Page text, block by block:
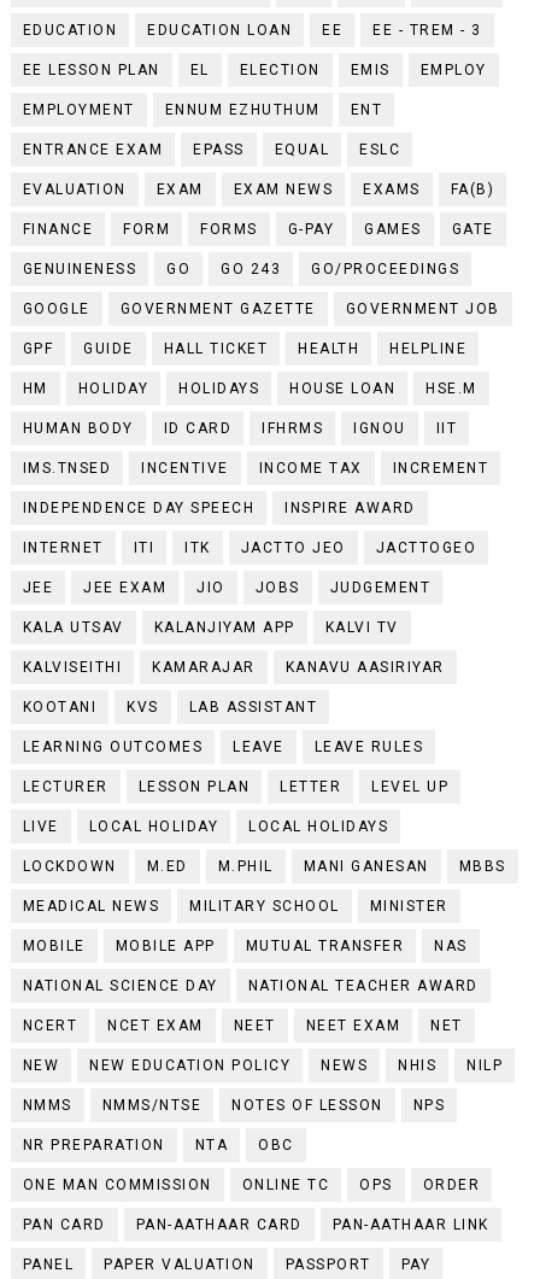
EDUCATION EDUCATION LOAN EE EE - TREM - 3
EE LESSON PLAN EL ELECTION EMIS EMPLOY
EMPLOYMENT ENNUM EZHUTHUM ENT
ENTRANCE EXAM EPASS EQUAL ESLC
EVALUATION EXAM EXAM NEWS EXAMS FA(B)
FINANCE FORM FORMS G-PAY GAMES GATE
GENUINENESS GO GO 243 GO/PROCEEDINGS
GOOGLE GOVERNMENT GAZETTE GOVERNMENT JOB
GPF GUIDE HALL TICKET HEALTH HELPLINE
HM HOLIDAY HOLIDAYS HOUSE LOAN HSE.M
HUMAN BODY ID CARD IFHRMS IGNOU IIT
IMS.TNSED INCENTIVE INCOME TAX INCREMENT
INDEPENDENCE DAY SPEECH INSPIRE AWARD
INTERNET ITI ITK JACTTO JEO JACTTOGEO
JEE JEE EXAM JIO JOBS JUDGEMENT
KALA UTSAV KALANJIYAM APP KALVI TV
KALVISEITHI KAMARAJAR KANAVU AASIRIYAR
KOOTANI KVS LAB ASSISTANT
LEARNING OUTCOMES LEAVE LEAVE RULES
LECTURER LESSON PLAN LETTER LEVEL UP
LIVE LOCAL HOLIDAY LOCAL HOLIDAYS
LOCKDOWN M.ED M.PHIL MANI GANESAN MBBS
MEADICAL NEWS MILITARY SCHOOL MINISTER
MOBILE MOBILE APP MUTUAL TRANSFER NAS
NATIONAL SCIENCE DAY NATIONAL TEACHER AWARD
NCERT NCET EXAM NEET NEET EXAM NET
NEW NEW EDUCATION POLICY NEWS NHIS NILP
NMMS NMMS/NTSE NOTES OF LESSON NPS
NR PREPARATION NTA OBC
ONE MAN COMMISSION ONLINE TC OPS ORDER
PAN CARD PAN-AATHAAR CARD PAN-AATHAAR LINK
PANEL PAPER VALUATION PASSPORT PAY